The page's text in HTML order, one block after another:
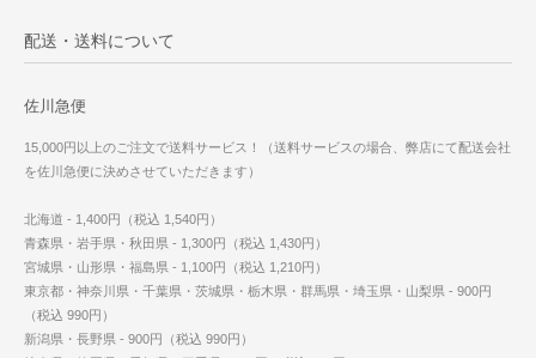
配送・送料について
佐川急便
15,000円以上のご注文で送料サービス！（送料サービスの場合、弊店にて配送会社
を佐川急便に決めさせていただきます）
北海道 - 1,400円（税込 1,540円）
青森県・岩手県・秋田県 - 1,300円（税込 1,430円）
宮城県・山形県・福島県 - 1,100円（税込 1,210円）
東京都・神奈川県・千葉県・茨城県・栃木県・群馬県・埼玉県・山梨県 - 900円
（税込 990円）
新潟県・長野県 - 900円（税込 990円）